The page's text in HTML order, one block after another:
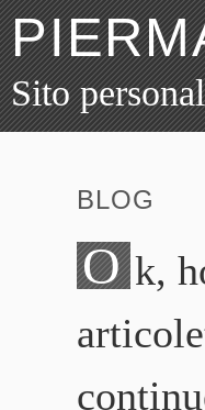
Sito
BLOG
O k,